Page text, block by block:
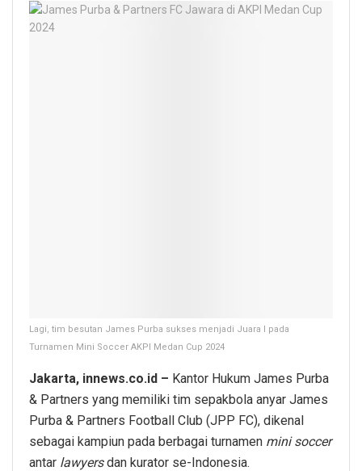
Lagi, tim besutan James Purba sukses menjadi Juara I pada
Turnamen Mini Soccer AKPI Medan Cup 2024
Jakarta, innews.co.id – Kantor Hukum James Purba
& Partners yang memiliki tim sepakbola anyar James
Purba & Partners Football Club (JPP FC), dikenal
sebagai kampiun pada berbagai turnamen mini soccer
antar lawyersdan kurator se-Indonesia.